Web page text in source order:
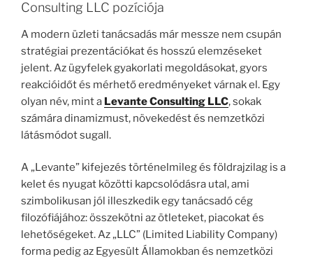
Consulting LLC pozíciója
A modern üzleti tanácsadás már messze nem csupán
stratégiai prezentációkat és hosszú elemzéseket
jelent. Az ügyfelek gyakorlati megoldásokat, gyors
reakcióidőt és mérhető eredményeket várnak el. Egy
olyan név, mint a Levante Consulting LLC, sokak
számára dinamizmust, növekedést és nemzetközi
látásmódot sugall.
A „Levante” kifejezés történelmileg és földrajzilag is a
kelet és nyugat közötti kapcsolódásra utal, ami
szimbolikusan jól illeszkedik egy tanácsadó cég
filozófiájához: összekötni az ötleteket, piacokat és
lehetőségeket. Az „LLC” (Limited Liability Company)
forma pedig az Egyesült Államokban és nemzetközi